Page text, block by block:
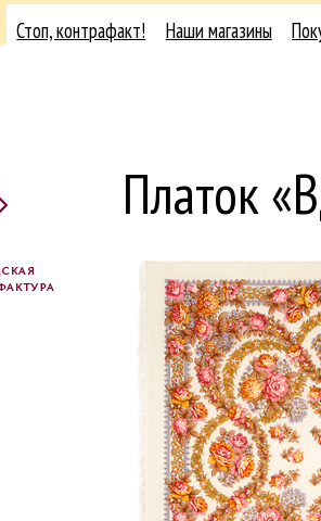
Стоп, контрафакт! Наши магазины
Платок